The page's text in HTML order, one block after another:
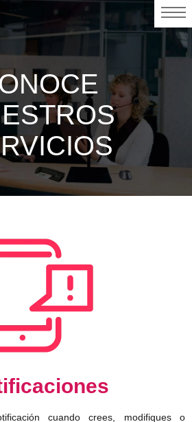
cuando crees, modifiques o